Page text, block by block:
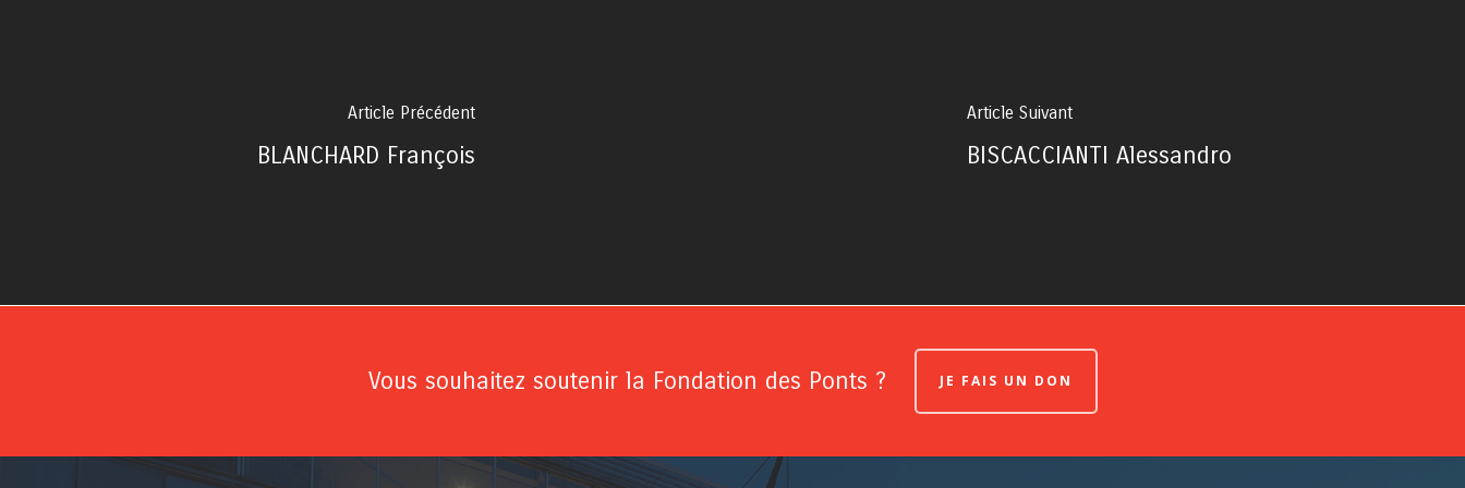
Article Précédent
BLANCHARD François
Article Suivant
BISCACCIANTI Alessandro
Vous souhaitez soutenir la Fondation des Ponts ? JE FAIS UN DON